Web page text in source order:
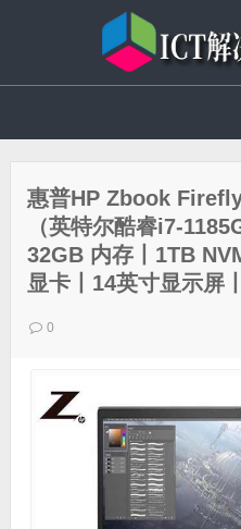
惠普HP Zbook
（英特尔酷睿i7-
32GB 内存丨1TB
显卡丨14英寸显示屏
0